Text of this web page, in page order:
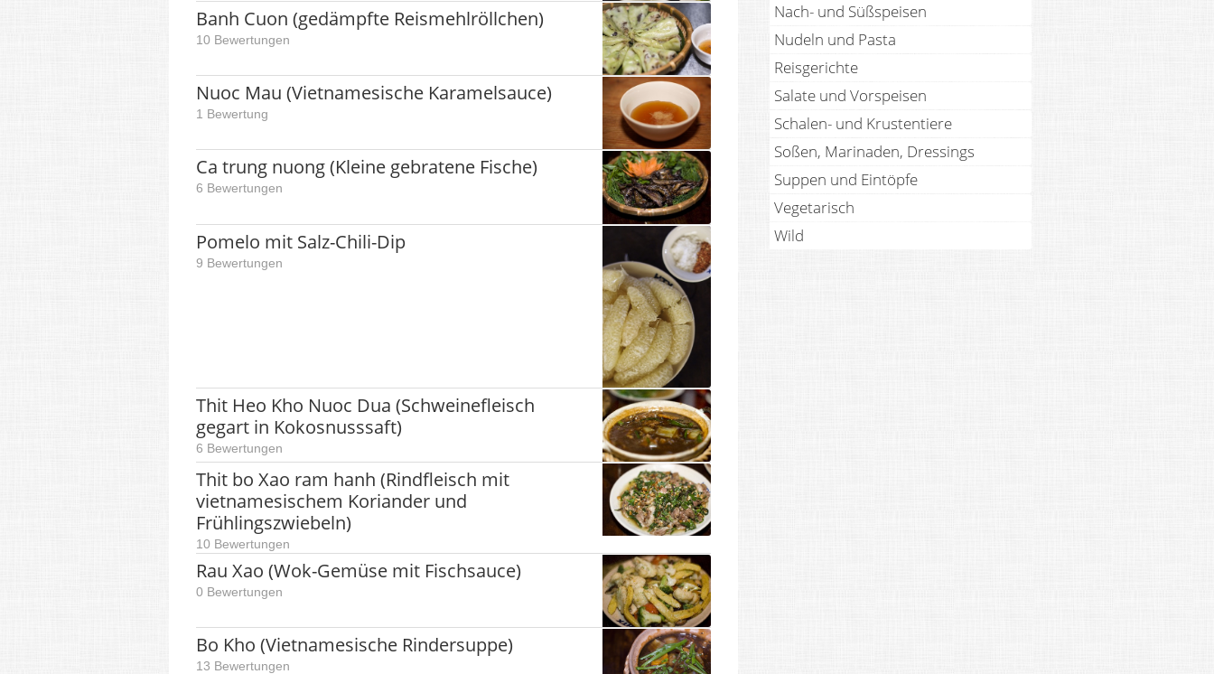
Banh Cuon (gedämpfte Reismehlröllchen)
10 Bewertungen
Nuoc Mau (Vietnamesische Karamelsauce)
1 Bewertung
Ca trung nuong (Kleine gebratene Fische)
6 Bewertungen
Pomelo mit Salz-Chili-Dip
9 Bewertungen
Thit Heo Kho Nuoc Dua (Schweinefleisch
gegart in Kokosnusssaft)
6 Bewertungen
Thit bo Xao ram hanh (Rindfleisch mit
vietnamesischem Koriander und
Frühlingszwiebeln)
10 Bewertungen
Rau Xao (Wok-Gemüse mit Fischsauce)
0 Bewertungen
Bo Kho (Vietnamesische Rindersuppe)
13 Bewertungen
Nach- und Süßspeisen
Nudeln und Pasta
Reisgerichte
Salate und Vorspeisen
Schalen- und Krustentiere
Soßen, Marinaden, Dressings
Suppen und Eintöpfe
Vegetarisch
Wild